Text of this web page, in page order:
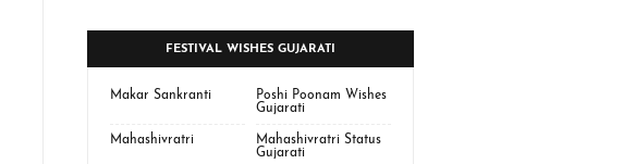
FESTIVAL WISHES GUJARATI
Makar Sankranti
Poshi Poonam Wishes
Gujarati
Mahashivratri
Mahashivratri Status
Gujarati